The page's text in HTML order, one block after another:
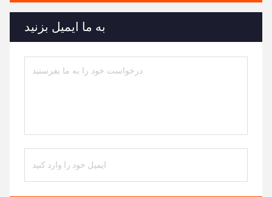
به ما ایمیل بزنید